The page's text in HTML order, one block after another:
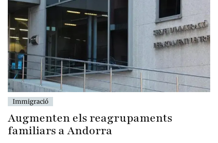
Immigració
Augmenten els reagrupaments
familiars a Andorra